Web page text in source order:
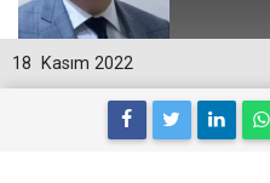
18 Kasım 2022